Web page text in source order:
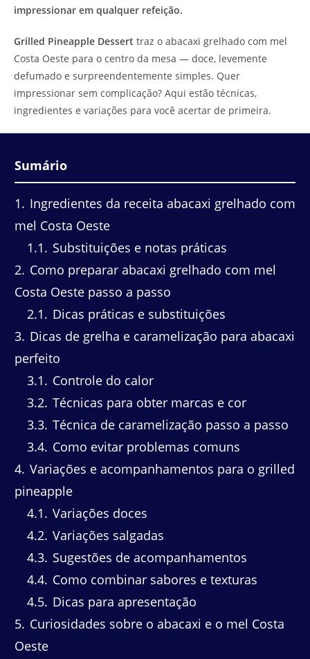
impressionar em qualquer refeição.
Grilled Pineapple Dessert traz o abacaxi grelhado com mel
Costa Oeste para o centro da mesa — doce, levemente
defumado e surpreendentemente simples. Quer
impressionar sem complicação? Aqui estão técnicas,
ingredientes e variações para você acertar de primeira.
Sumário
1
Ingredientes da receita abacaxi grelhado com
mel Costa Oeste
1.1
Substituições e notas práticas
2 Como preparar abacaxi grelhado com mel
Costa Oeste passo a passo
2.1
Dicas práticas e substituições
3 Dicas de grelha e caramelização para abacaxi
perfeito
3.1
Controle do calor
3.2 Técnicas para obter marcas e cor
3.3 Técnica de caramelização passo a passo
3.4 Como evitar problemas comuns
4 Variações e acompanhamentos para o grilled
pineapple
4.1
Variações doces
4.2 Variações salgadas
4.3 Sugestões de acompanhamentos
4.4 Como combinar sabores e texturas
4.5 Dicas para apresentação
5 Curiosidades sobre o abacaxi e o mel Costa
Oeste